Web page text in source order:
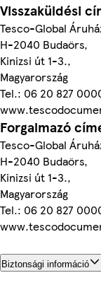
Visszaküldési
Tesco-Global
H-2040 Budaörs,
Kinizsi út 1-3.,
Magyarország
Tel.: 06 20 827
Forgalmazó
Tesco-Global
H-2040 Budaörs,
Kinizsi út 1-3.,
Magyarország
Tel.: 06 20 827
Biztonsági információ